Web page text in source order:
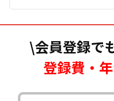
\会員登録で
登録費・